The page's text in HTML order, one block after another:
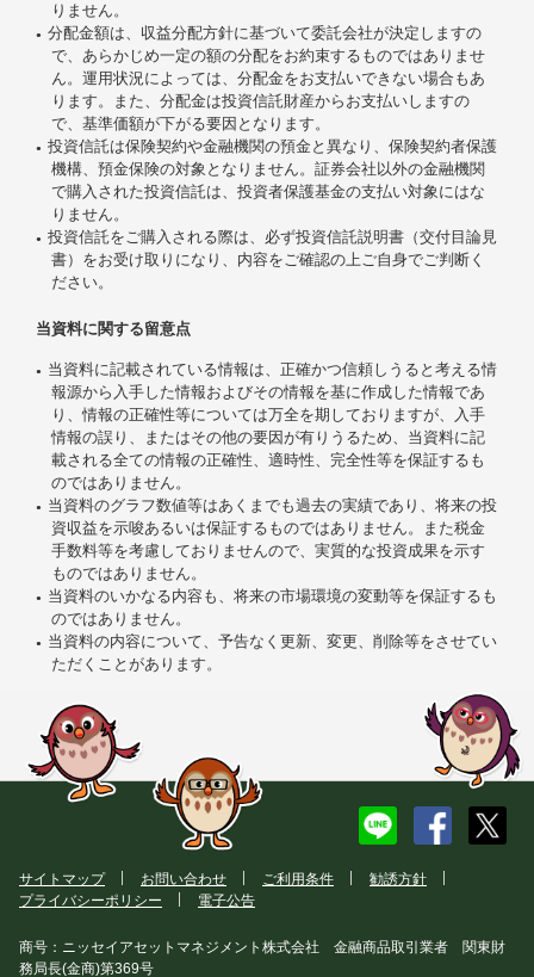
りません。
分配金額は、収益分配方針に基づいて委託会社が決定しますの
で、あらかじめ一定の額の分配をお約束するものではありませ
ん。運用状況によっては、分配金をお支払いできない場合もあ
ります。また、分配金は投資信託財産からお支払いしますの
で、基準価額が下がる要因となります。
投資信託は保険契約や金融機関の預金と異なり、保険契約者保護
機構、預金保険の対象となりません。証券会社以外の金融機関
で購入された投資信託は、投資者保護基金の支払い対象にはな
りません。
投資信託をご購入される際は、必ず投資信託説明書（交付目論見
書）をお受け取りになり、内容をご確認の上ご自身でご判断く
ださい。
当資料に関する留意点
当資料に記載されている情報は、正確かつ信頼しうると考える情
報源から入手した情報およびその情報を基に作成した情報であ
り、情報の正確性等については万全を期しておりますが、入手
情報の誤り、またはその他の要因が有りうるため、当資料に記
載される全ての情報の正確性、適時性、完全性等を保証するも
のではありません。
当資料のグラフ数値等はあくまでも過去の実績であり、将来の投
資収益を示唆あるいは保証するものではありません。また税金
手数料等を考慮しておりませんので、実質的な投資成果を示す
ものではありません。
当資料のいかなる内容も、将来の市場環境の変動等を保証するも
のではありません。
当資料の内容について、予告なく更新、変更、削除等をさせてい
ただくことがあります。
サイトマップ お問い合わせ ご利用条件
勧誘方針
プライバシーポリシー
電子公告
商号：ニッセイアセットマネジメント株式会社 金融商品取引業者 関東財
務局長(金商)第369号